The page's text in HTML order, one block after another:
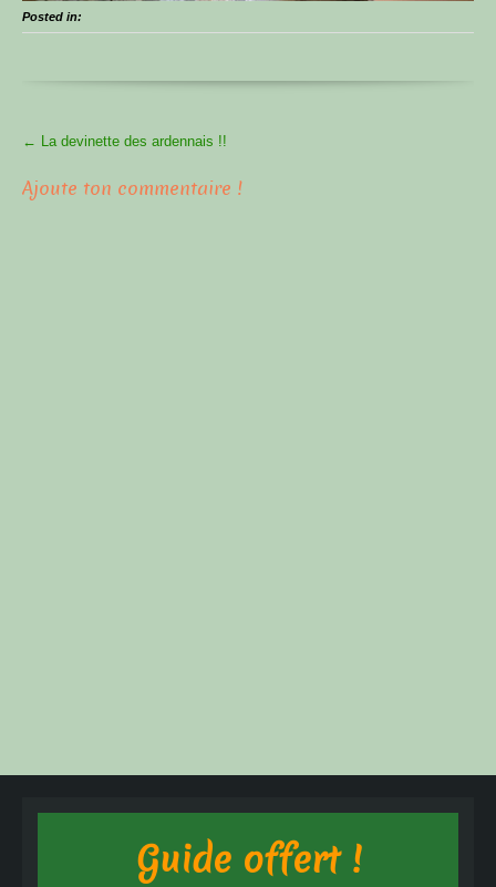
Posted in:
More
← La devinette des ardennais !!
Ajoute ton commentaire !
Guide offert !